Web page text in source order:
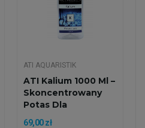
ATI AQUARISTIK
ATI Kalium 1000 Ml –
Skoncentrowany
Potas Dla
Akwarium...
69,00 zł